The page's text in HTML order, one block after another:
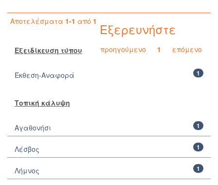
Αποτελέσματα 1-1 από 1
προηγούμενο 1 επόμενο
Εξερευνήστε
Εξειδίκευση τύπου
1
Έκθεση-Αναφορά
Τοπική κάλυψη
1
Αγαθονήσι
1
Λέσβος
1
Λήμνος